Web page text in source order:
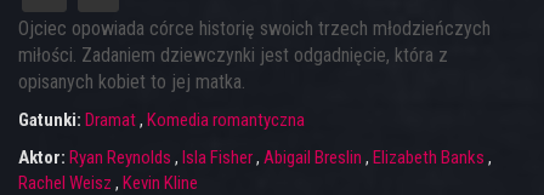
Ojciec opowiada córce historię swoich trzech młodzieńczych
miłości. Zadaniem dziewczynki jest odgadnięcie, która z
opisanych kobiet to jej matka.
Gatunki: Dramat, Komedia romantyczna
Aktor: Ryan Reynolds , Isla Fisher, Abigail Breslin , Elizabeth Banks ,
Rachel Weisz , Kevin Kline